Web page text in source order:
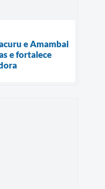
e Amambai
e fortalece